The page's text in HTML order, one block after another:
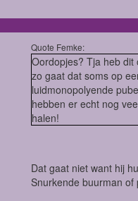
Quote Femke:
Oordopjes? Tja heb dit
zo gaat dat soms op
luidmonopolyende
hebben er echt nog
halen!
Dat gaat niet want hij
Snurkende buurman